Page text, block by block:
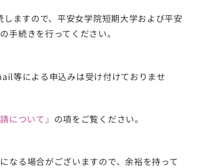
ますので、平安女学院短期大学および平安
続きを行ってください。
等による申込みは受け付けておりませ
について』 の項をご覧ください。
なる場合がございますので、余裕を持って